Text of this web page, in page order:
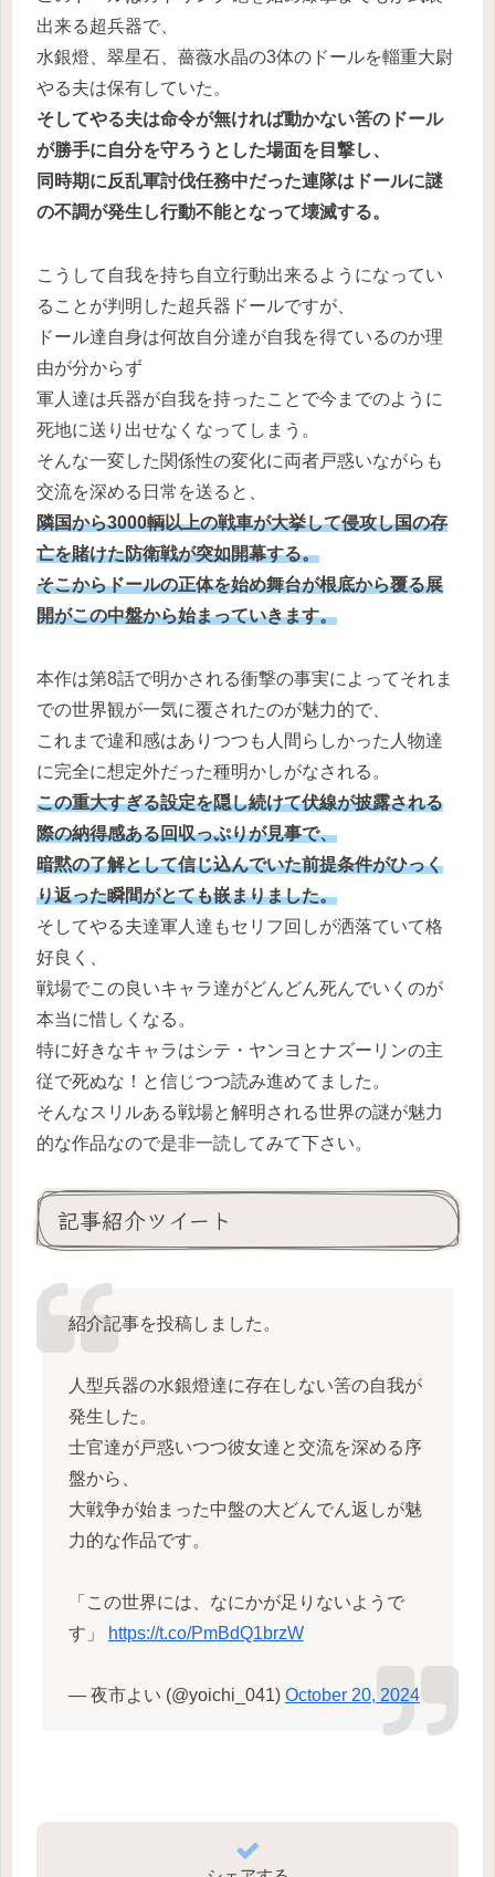
出来る超兵器で、
水銀燈、翠星石、薔薇水晶の3体のドールを輜重大尉
やる夫は保有していた。
そしてやる夫は命令が無ければ動かない筈のドール
が勝手に自分を守ろうとした場面を目撃し、
同時期に反乱軍討伐任務中だった連隊はドールに謎
の不調が発生し行動不能となって壊滅する。
こうして自我を持ち自立行動出来るようになってい
ることが判明した超兵器ドールですが、
ドール達自身は何故自分達が自我を得ているのか理
由が分からず
軍人達は兵器が自我を持ったことで今までのように
死地に送り出せなくなってしまう。
そんな一変した関係性の変化に両者戸惑いながらも
交流を深める日常を送ると、
隣国から3000輌以上の戦車が大挙して侵攻し国の存
亡を賭けた防衛戦が突如開幕する。
そこからドールの正体を始め舞台が根底から覆る展
開がこの中盤から始まっていきます。
本作は第8話で明かされる衝撃の事実によってそれま
での世界観が一気に覆されたのが魅力的で、
これまで違和感はありつつも人間らしかった人物達
に完全に想定外だった種明かしがなされる。
この重大すぎる設定を隠し続けて伏線が披露される
際の納得感ある回収っぷりが見事で、
暗黙の了解として信じ込んでいた前提条件がひっく
り返った瞬間がとても嵌まりました。
そしてやる夫達軍人達もセリフ回しが洒落ていて格
好良く、
戦場でこの良いキャラ達がどんどん死んでいくのが
本当に惜しくなる。
特に好きなキャラはシテ・ヤンヨとナズーリンの主
従で死ぬな！と信じつつ読み進めてました。
そんなスリルある戦場と解明される世界の謎が魅力
的な作品なので是非一読してみて下さい。
記事紹介ツイート
紹介記事を投稿しました。
人型兵器の水銀燈達に存在しない筈の自我が
発生した。
士官達が戸惑いつつ彼女達と交流を深める序
盤から、
大戦争が始まった中盤の大どんでん返しが魅
力的な作品です。
「この世界には、なにかが足りないようで
す」
https://t.co/PmBdQ1brzW
— 夜市よい (@yoichi_041) October 20, 2024